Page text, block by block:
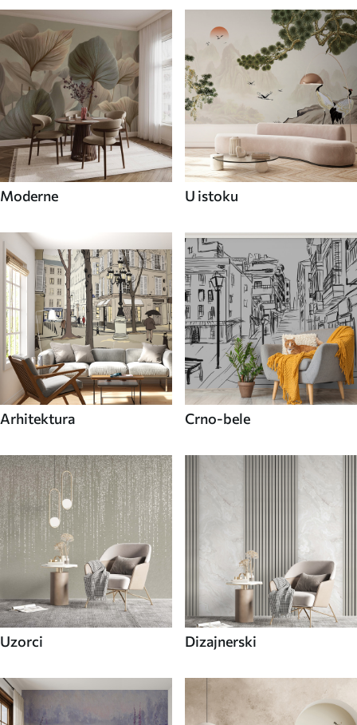
Moderne U istoku
Arhitektura Crno-bele
Uzorci Dizajnerski